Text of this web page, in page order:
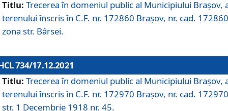
Titlu: Trecerea în domeniul public al Municipiului Braşov,
terenului înscris în C.F. nr. 172860 Brașov, nr. cad.
zona str. Bârsei.
734/17.12.2021
Titlu: Trecerea în domeniul public al Municipiului Braşov,
terenului înscris în C.F. nr. 172970 Brașov, nr. cad.
str. 1 Decembrie 1918 nr. 45.